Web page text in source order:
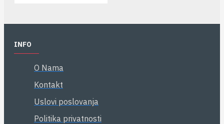
INFO
O Nama
Kontakt
Uslovi poslovanja
Politika privatnosti